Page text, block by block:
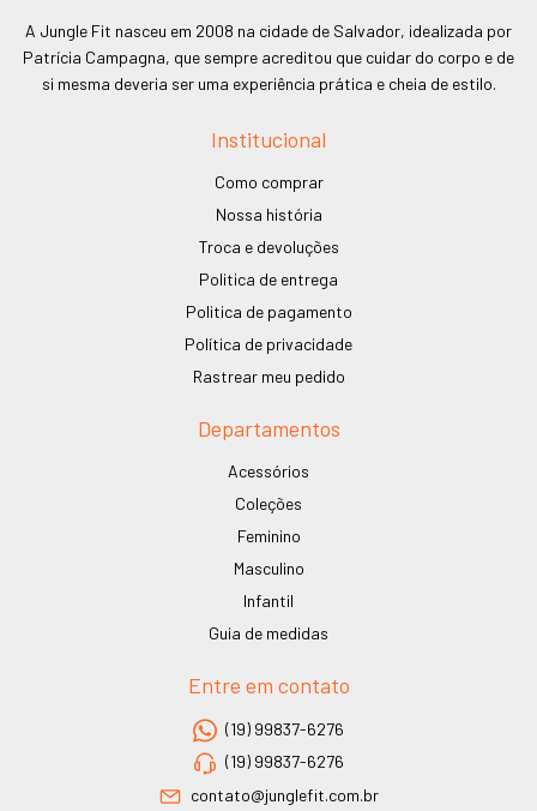
A Jungle Fit nasceu em 2008 na cidade de Salvador, idealizada por
Patrícia Campagna, que sempre acreditou que cuidar do corpo e de
si mesma deveria ser uma experiência prática e cheia de estilo.
Institucional
Como comprar
Nossa história
Troca e devoluções
Politica de entrega
Politica de pagamento
Política de privacidade
Rastrear meu pedido
Departamentos
Acessórios
Coleções
Feminino
Masculino
Infantil
Guia de medidas
Entre em contato
(19) 99837-6276
(19) 99837-6276
contato@junglefit.com.br